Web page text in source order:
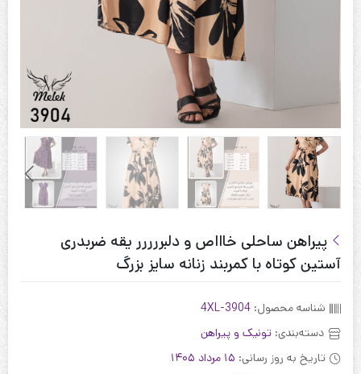
پیراهن ساحلی خاااص و دلبررررر یقه ضربدری
آستین کوتاه با کمربند زنانه سایز بزرگ
شناسه محصول: 3904-4XL
دسته‌بندی: تونیک و پیراهن
تاریخ به روز رسانی: 15 مرداد 1405